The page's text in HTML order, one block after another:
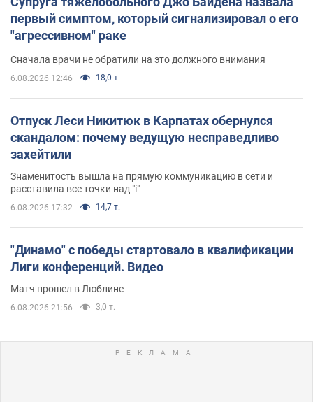
первый симптом, который сигнализировал о его
"агрессивном" раке
Сначала врачи не обратили на это должного внимания
6.08.2026 12:46 18,0 т.
Отпуск Леси Никитюк в Карпатах обернулся
скандалом: почему ведущую несправедливо
захейтили
Знаменитость вышла на прямую коммуникацию в сети и
расставила все точки над "i"
6.08.2026 17:32 14,7 т.
"Динамо" с победы стартовало в квалификации
Лиги конференций. Видео
Матч прошел в Люблине
6.08.2026 21:56 3,0 т.